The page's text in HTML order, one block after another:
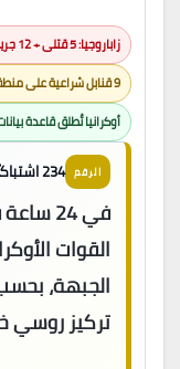
زاباروجيا: 5 قتلى + 12 جريحاً
9 قنابل شراعية على منطقة سكنية
أوكرانيا تُطلق قاعدة
الرقم 234 اشتباكاً في 24 ساعة
القوات
الجبهة،
تركيز